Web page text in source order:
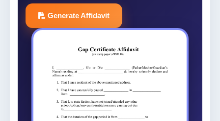
Generate Affidavit